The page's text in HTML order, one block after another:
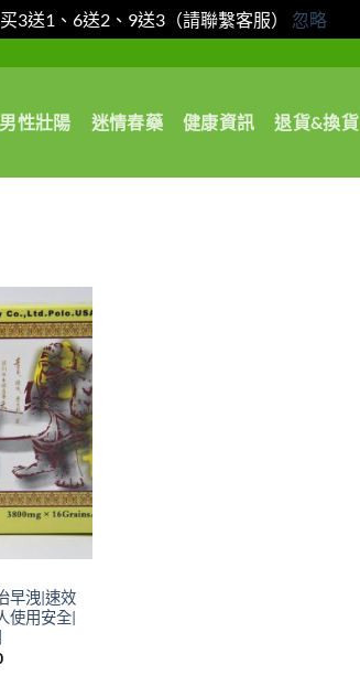
3送1、6送2、9送3（請聯繫客服） 忽略
男性壯陽 迷情春藥 健康資訊 退貨&換貨
早洩|速效
使用安全|
Price